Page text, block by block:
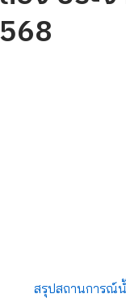
สรุปสถานการณ์